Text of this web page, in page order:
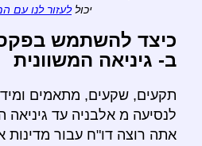
יכוללעזור לנו עם
כיצד להשתמש
ב- גיניאה המשוונית
תקעים, שקעים, מתאמים
לנסיעה מ אלבניה עד גיניאה
אתה רוצה דו"ח עבור